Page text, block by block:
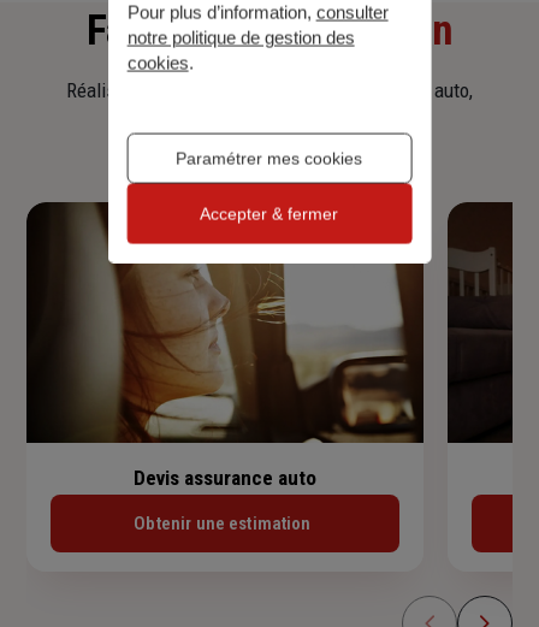
Faitesune simulation
Réalisez une simulation tarifaire d'assurance, auto,
Devis assurance auto
Obtenir une estimation
Pour plus d’information, consulter
notre politique de gestion des
cookies.
Paramétrer mes cookies
Accepter & fermer